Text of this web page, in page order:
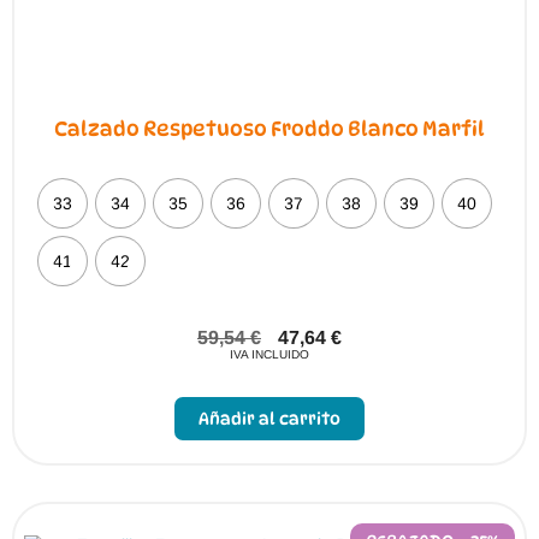
Calzado Respetuoso Froddo Blanco Marfil
33 34 35 36 37 38 39 40
41 42
59,54€ 47,64 €
IVA INCLUIDO
Añadir al carrito
se